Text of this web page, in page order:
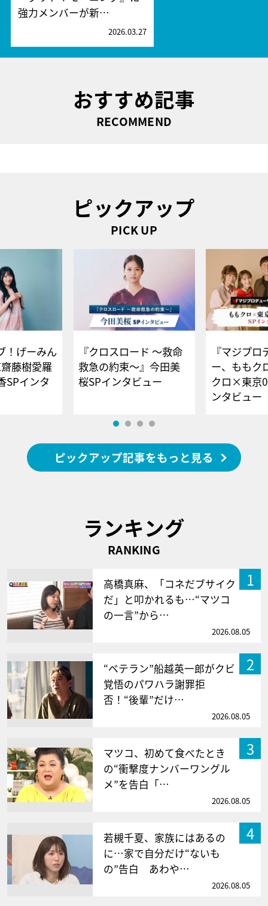
強力メンバーが新…
2026.03.27
おすすめ記事
RECOMMEND
ピックアップ
PICK UP
！げーみん
藤樹愛羅
SPインタ
『クロスロード ～救命
救急の約束～』今田美
桜SPインタビュー
『マジプロ
ー、ももク
クロ×東京
ンタビュー
ピックアップ記事をもっと見る
ランキング
RANKING
1
高橋真麻、「コネだブサイク
だ」と叩かれるも…“マツコ
の一言”から…
2026.08.05
2
“ベテラン”船越英一郎がクビ
覚悟のパワハラ謝罪拒
否！“後輩”だけ…
2026.08.05
3
マツコ、初めて食べたとき
の“衝撃度ナンバーワングル
メ”を告白「…
2026.08.05
4
若槻千夏、家族にはあるの
に…家で自分だけ“ないも
の”告白 あわや…
2026.08.05